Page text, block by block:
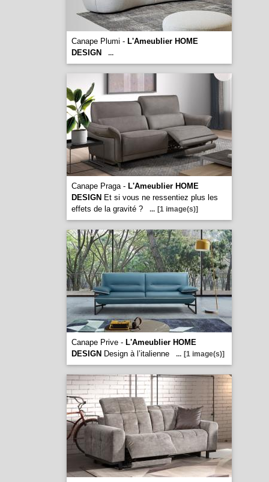
Canape Plumi - L'Ameublier HOME
DESIGN
...
Canape Praga - L'Ameublier HOME
DESIGN Et si vous ne ressentiez plus les
effets de la gravité ?
... [1 image(s)]
Canape Prive - L'Ameublier HOME
DESIGN Design à l’italienne ... [1 image(s)]